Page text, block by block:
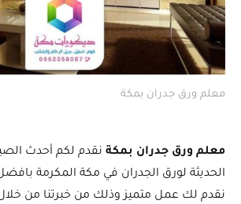
معلم ورق جدران بمكة
معلم ورق جدران بمكة نقدم لكم أحدث
الحديثة لورق الجدران في مكة المكرمة بافضل
نقدم لك عمل متميز وذلك من خبرتنا من